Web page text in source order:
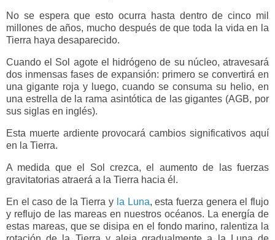
No se espera que esto ocurra hasta dentro de cinco mil
millones de años, mucho después de que toda la vida en la
Tierra haya desaparecido.
Cuando el Sol agote el hidrógeno de su núcleo, atravesará
dos inmensas fases de expansión: primero se convertirá en
una gigante roja y luego, cuando se consuma su helio, en
una estrella de la rama asintótica de las gigantes (AGB, por
sus siglas en inglés).
Esta muerte ardiente provocará cambios significativos aquí
en la Tierra.
A medida que el Sol crezca, el aumento de las fuerzas
gravitatorias atraerá a la Tierra hacia él.
En el caso de la Tierra y la Luna, esta fuerza genera el flujo
y reflujo de las mareas en nuestros océanos. La energía de
estas mareas, que se disipa en el fondo marino, ralentiza la